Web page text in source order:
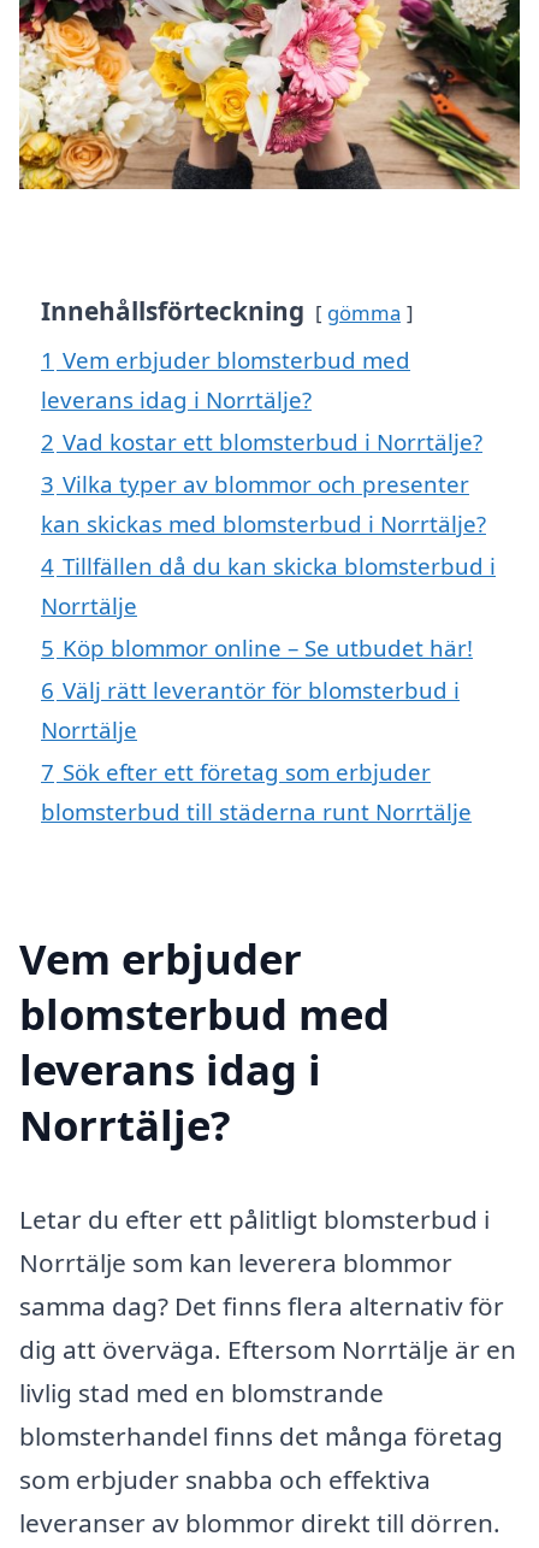
Innehållsförteckning gömma
1 Vem erbjuder blomsterbud med
leverans idag i Norrtälje?
2 Vad kostar ett blomsterbud i Norrtälje?
3 Vilka typer av blommor och presenter
kan skickas med blomsterbud i Norrtälje?
4 Tillfällen då du kan skicka blomsterbud i
Norrtälje
5 Köp blommor online – Se utbudet här!
6 Välj rätt leverantör för blomsterbud i
Norrtälje
7 Sök efter ett företag som erbjuder
blomsterbud till städerna runt Norrtälje
Vem erbjuder
blomsterbud med
leverans idag i
Norrtälje?
Letar du efter ett pålitligt blomsterbud i
Norrtälje som kan leverera blommor
samma dag? Det finns flera alternativ för
dig att överväga. Eftersom Norrtälje är en
livlig stad med en blomstrande
blomsterhandel finns det många företag
som erbjuder snabba och effektiva
leveranser av blommor direkt till dörren.